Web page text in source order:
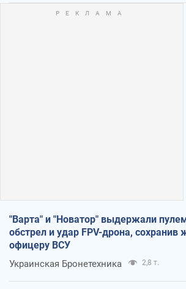
"Варта" и "Новатор" выдержали
обстрел и удар FPV-дрона, сохранив
офицеру ВСУ
Украинская Бронетехника 2,8 т.